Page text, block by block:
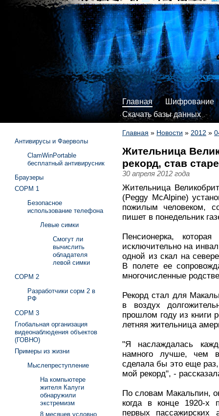
Главная
Шифрование
Скачать базы данных
Главная » Новости » 2012 »
Жительница
рекорд, став
30 апреля 2012 года
Жительница
(Peggy McAlpine)
пожилым человеком,
пишет в понедельник
Пенсионерка,
исключительно на
одной из скал на
В полете ее
многочисленные
Рекорд стал для
в воздух
прошлом году из книги
летняя жительница
"Я наслаждалась
намного лучше, чем
сделала бы это еще
мой рекорд", -
По словам Макальпин,
когда в конце 1920-х
первых пассажирских
Антивирусы и Фаерволы
ClamWinPortable
бесплатный антивирусник
Браузеры
СОРМ 1
Безопасное
использование телефона
Левые симки
Смогут ли
вычислить
обладателя
левой симки
СОРМ 2
Разработчики сорм 2 в
РФ
СОРМ 3
Глобальная организация
видеонаблюдения объектов
(ГОВНО)
Примеры из жизни
Мыслепреступление
На компьютере
жителя Калуги
обнаружили
экстремизм
8 месяцев условно